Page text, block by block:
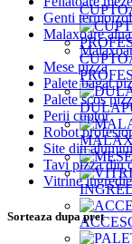
Genti
Malaxoare
Mese pizza
Palete bagat
Palete scos
Perii cuptor
Robot
Site din
Tavi pizza din
Vitrine
Sorteaza dupa pret